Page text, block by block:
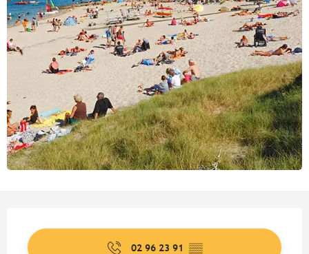
02 96 23 91 ▒▒